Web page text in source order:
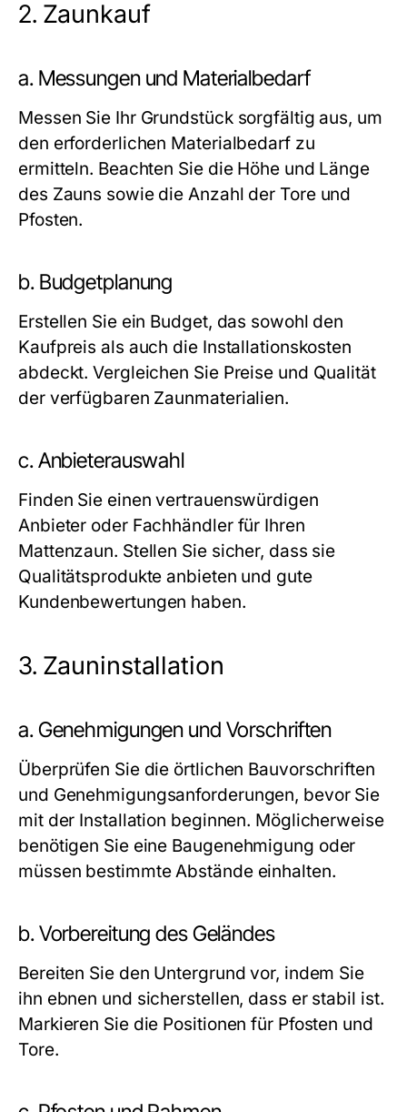
2. Zaunkauf
a. Messungen und Materialbedarf
Messen Sie Ihr Grundstück sorgfältig aus, um
den erforderlichen Materialbedarf zu
ermitteln. Beachten Sie die Höhe und Länge
des Zauns sowie die Anzahl der Tore und
Pfosten.
b. Budgetplanung
Erstellen Sie ein Budget, das sowohl den
Kaufpreis als auch die Installationskosten
abdeckt. Vergleichen Sie Preise und Qualität
der verfügbaren Zaunmaterialien.
c. Anbieterauswahl
Finden Sie einen vertrauenswürdigen
Anbieter oder Fachhändler für Ihren
Mattenzaun. Stellen Sie sicher, dass sie
Qualitätsprodukte anbieten und gute
Kundenbewertungen haben.
3. Zauninstallation
a. Genehmigungen und Vorschriften
Überprüfen Sie die örtlichen Bauvorschriften
und Genehmigungsanforderungen, bevor Sie
mit der Installation beginnen. Möglicherweise
benötigen Sie eine Baugenehmigung oder
müssen bestimmte Abstände einhalten.
b. Vorbereitung des Geländes
Bereiten Sie den Untergrund vor, indem Sie
ihn ebnen und sicherstellen, dass er stabil ist.
Markieren Sie die Positionen für Pfosten und
Tore.